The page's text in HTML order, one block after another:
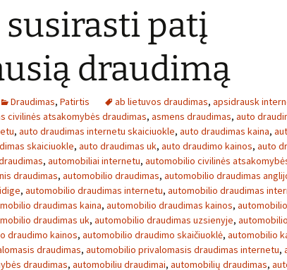
susirasti patį
draudimą
Draudimas, Patirtis ab lietuvos draudimas, apsidrausk
civilinės atsakomybės draudimas, asmens draudimas, auto
, auto draudimas internetu skaiciuokle, auto draudimas kaina,
skaiciuokle, auto draudimas uk, auto draudimo kainos, auto
, automobiliai internetu, automobilio civilinės
draudimas, automobilio draudimas, automobilio draudimas
, automobilio draudimas internetu, automobilio draudimas
draudimas kaina, automobilio draudimas kainos,
draudimas uk, automobilio draudimas uzsienyje,
draudimo kainos, automobilio draudimo skaičiuoklė, automobilio
draudimas, automobilio privalomasis draudimas internetu,
draudimas, automobiliu draudimai, automobilių draudimas,